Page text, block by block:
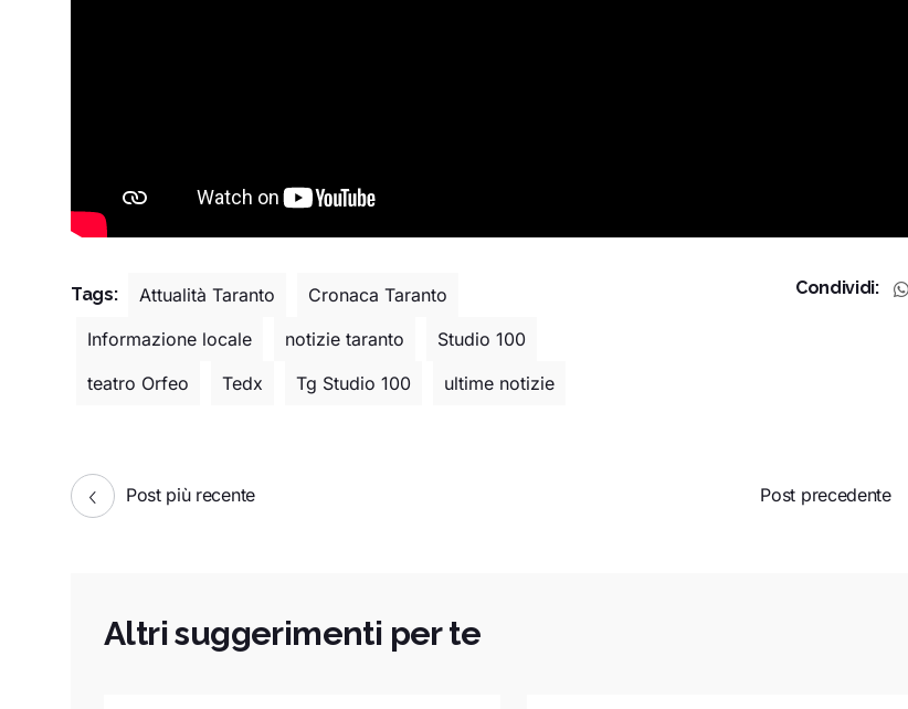
Tags: Attualità Taranto
Cronaca Taranto
Informazione locale
notizie taranto
Studio 100
teatro Orfeo
Tedx Tg Studio 100 ultime notizie
Condividi:
Post più recente Post precedente
Altri suggerimenti per te